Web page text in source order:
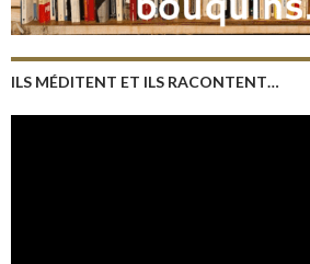
ILS MÉDITENT ET ILS RACONTENT…